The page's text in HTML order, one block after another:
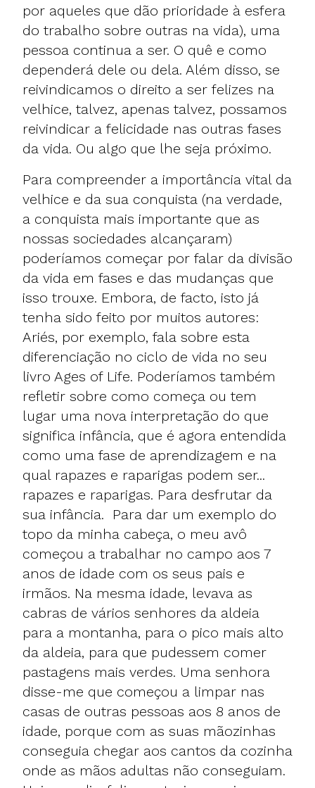
por aqueles que dão prioridade à esfera
do trabalho sobre outras na vida), uma
pessoa continua a ser. O quê e como
dependerá dele ou dela. Além disso, se
reivindicamos o direito a ser felizes na
velhice, talvez, apenas talvez, possamos
reivindicar a felicidade nas outras fases
da vida. Ou algo que lhe seja próximo.
Para compreender a importância vital da
velhice e da sua conquista (na verdade,
a conquista mais importante que as
nossas sociedades alcançaram)
poderíamos começar por falar da divisão
da vida em fases e das mudanças que
isso trouxe. Embora, de facto, isto já
tenha sido feito por muitos autores:
Ariés, por exemplo, fala sobre esta
diferenciação no ciclo de vida no seu
livro Ages of Life. Poderíamos também
refletir sobre como começa ou tem
lugar uma nova interpretação do que
significa infância, que é agora entendida
como uma fase de aprendizagem e na
qual rapazes e raparigas podem ser...
rapazes e raparigas. Para desfrutar da
sua infância. Para dar um exemplo do
topo da minha cabeça, o meu avô
começou a trabalhar no campo aos 7
anos de idade com os seus pais e
irmãos. Na mesma idade, levava as
cabras de vários senhores da aldeia
para a montanha, para o pico mais alto
da aldeia, para que pudessem comer
pastagens mais verdes. Uma senhora
disse-me que começou a limpar nas
casas de outras pessoas aos 8 anos de
idade, porque com as suas mãozinhas
conseguia chegar aos cantos da cozinha
onde as mãos adultas não conseguiam.